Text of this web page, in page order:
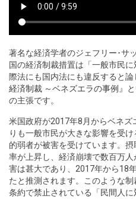
著名な経済学者のジェフリー･サ
国の経済制裁措置は「一般市民
際法にも国内法にも違反すると論
経済制裁 ～ベネズエラの事例』
の主張です。
米国政府が2017年8月からベネズ
りも一般市民が大きな影響を受
的弱者が被害を受けています。
率が上昇し、経済崩壊で数百万
害は甚大であり、2017年から18
たと推測されます。このような
条約で禁止されている「民間人